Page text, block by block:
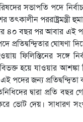
সভাপতি পদে
পররাষ্ট্রমন্ত্রী
বছর পর আবার এই
ঘোষণা
ফিলিস্তিনের সঙ্গে
হয়ে যাওয়ার
পদের জন্য প্রতিদ্বন্দ্বিতা
দ্বারা প্রতি বছর
ভোট দেয়। সাধারণ